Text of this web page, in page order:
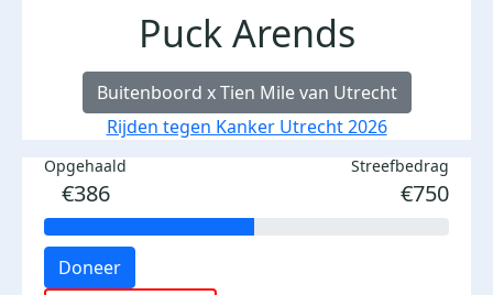
Puck Arends
Buitenboord x Tien Mile van Utrecht
Rijden tegen Kanker Utrecht 2026
Opgehaald
€386
Streefbedrag
€750
Doneer